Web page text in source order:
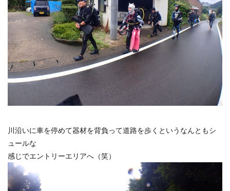
川沿いに車を停めて器材を背負って道路を歩くというなんともシ
ュールな
感じでエントリーエリアへ（笑）